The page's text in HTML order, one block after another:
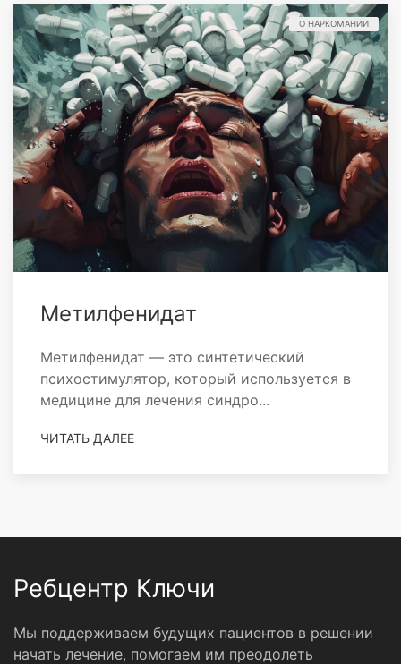
О НАРКОМАНИИ
Метилфенидат
Метилфенидат — это синтетический
психостимулятор, который используется в
медицине для лечения синдро...
ЧИТАТЬ ДАЛЕЕ
Ребцентр Ключи
Мы поддерживаем будущих пациентов в решении
начать лечение, помогаем им преодолеть